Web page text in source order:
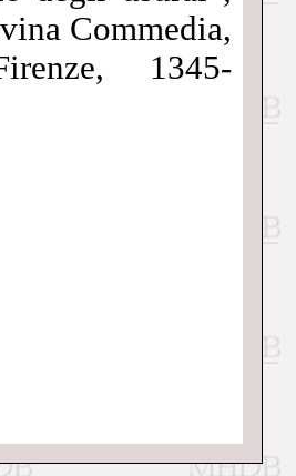
Commedia,
1345-